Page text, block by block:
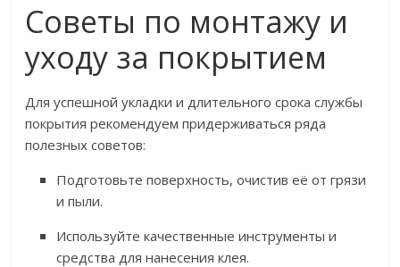
Советы по монтажу и
уходу за покрытием
Для успешной укладки и длительного срока службы
покрытия рекомендуем придерживаться ряда
полезных советов:
Подготовьте поверхность, очистив её от грязи
и пыли.
Используйте качественные инструменты и
средства для нанесения клея.